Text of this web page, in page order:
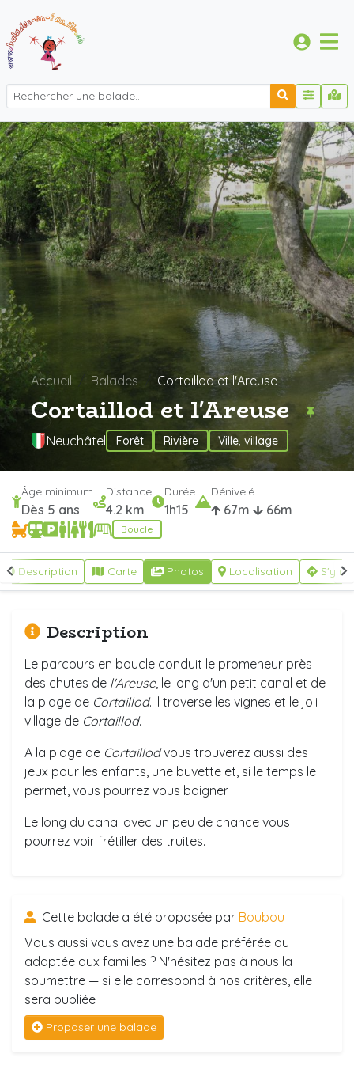
Accueil Balades Cortaillod et l'Areuse
Cortaillod et l'Areuse
Neuchâtel Forêt Rivière Ville, village
Âge minimum
Dès 5 ans
Distance
4.2 km
Durée
1h15
Dénivelé
67m 66m
Boucle
Description Carte Photos Localisation S'y
Description
Le parcours en boucle conduit le promeneur près
des chutes de l'Areuse, le long d'un petit canal et de
la plage de Cortaillod. Il traverse les vignes et le joli
village de Cortaillod.
A la plage de Cortaillodvous trouverez aussi des
jeux pour les enfants, une buvette et, si le temps le
permet, vous pourrez vous baigner.
Le long du canal avec un peu de chance vous
pourrez voir frétiller des truites.
Cette balade a été proposée par Boubou
Vous aussi vous avez une balade préférée ou
adaptée aux familles ? N'hésitez pas à nous la
soumettre — si elle correspond à nos critères, elle
sera publiée !
Proposer une balade